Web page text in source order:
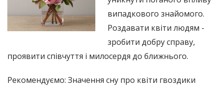
випадкового знайомого.
Роздавати квіти людям -
зробити добру справу,
проявити співчуття і милосердя до ближнього.
Рекомендуємо: Значення сну про квіти гвоздики